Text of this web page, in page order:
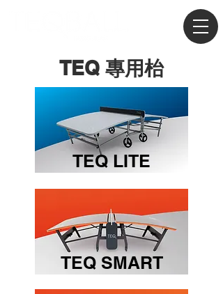
TEQ 專用枱
TEQ LITE
TEQ SMART